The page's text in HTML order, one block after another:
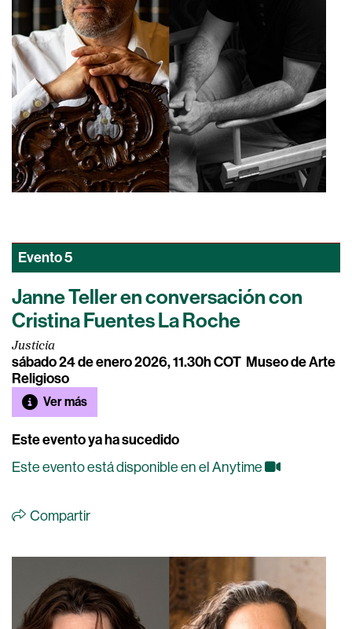
Evento5
Janne Teller en conversación con
Cristina Fuentes La Roche
Justicia
sábado 24 de enero 2026, 11.30h COT Museo de Arte
Religioso
Ver más
Este evento ya ha sucedido
Este evento está disponible en el Anytime
Compartir